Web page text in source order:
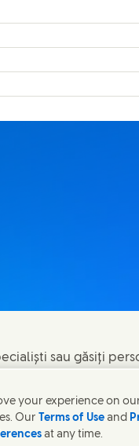
sau găsiți
your experience on
Our Terms of Use and
at any time.